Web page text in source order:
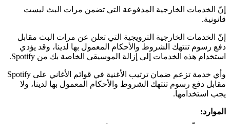
إنّ الخدمات الخارجية المدفوعة التي تضمن مرات البث ليست
قانونية.
إنّ الخدمات الخارجية الترويجية التي تعلن عن مرات البث مقابل
دفع رسوم تنتهك الشروط والأحكام المعمول بها لدينا، وقد يؤدي
استخدام هذه الخدمات إلى إزالة الموسيقى الخاصة بك من Spotify.
وأي خدمة تزعم ضمان ترتيب الأغنية في قوائم الأغاني على Spotify
مقابل دفع رسوم تنتهك الشروط والأحكام المعمول بها لدينا، ولا
يجب استخدامها.
الموارد: